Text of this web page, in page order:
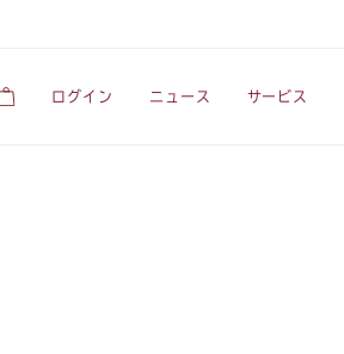
ログイン ニュース サービス